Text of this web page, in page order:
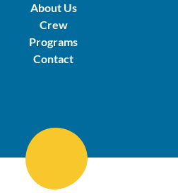
About Us
Crew
Programs
Contact